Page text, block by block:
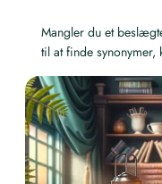
Mangler du et
til at finde